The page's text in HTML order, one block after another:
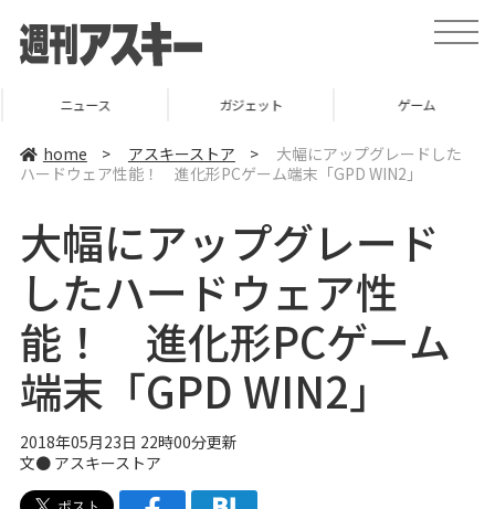
t
o
v
ニュース ガジェット ゲーム
home > アスキーストア >
大幅にアップグレードした
ハードウェア性能！ 進化形PCゲーム端末「GPD WIN2」
大幅にアップグレード
したハードウェア性
能！ 進化形PCゲーム
端末「GPD WIN2」
2018年05月23日 22時00分更新
文● アスキーストア